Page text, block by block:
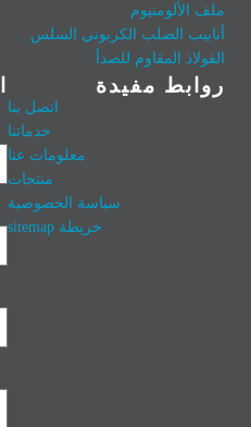
ملف الألومنيوم
أنابيب الصلب الكربوني السلس
الفولاذ المقاوم للصدأ
روابط مفيدة
اتصل بنا
خدماتنا
معلومات عنا
منتجات
سياسة الخصوصية
خريطة sitemap